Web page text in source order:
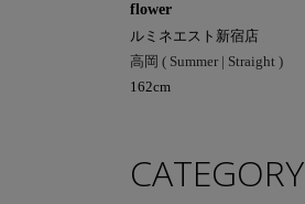
flower
ルミネエスト新宿店
高岡 ( Summer | Straight )
162cm
CATEGORY